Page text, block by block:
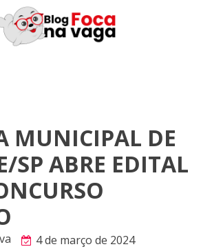
MUNICIPAL DE
SP ABRE EDITAL
4 de março de 2024